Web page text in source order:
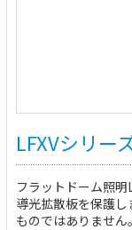
LFXVシリー
フラットドーム照明
導光拡散板を保護
ものではありません